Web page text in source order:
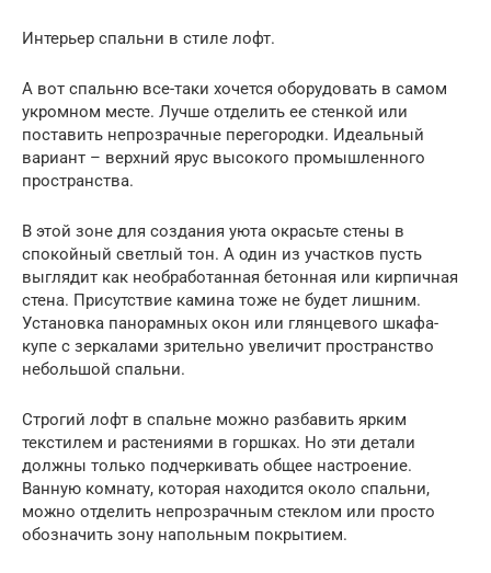
Интерьер спальни в стиле лофт.
А вот спальню все-таки хочется оборудовать в самом
укромном месте. Лучше отделить ее стенкой или
поставить непрозрачные перегородки. Идеальный
вариант – верхний ярус высокого промышленного
пространства.
В этой зоне для создания уюта окрасьте стены в
спокойный светлый тон. А один из участков пусть
выглядит как необработанная бетонная или кирпичная
стена. Присутствие камина тоже не будет лишним.
Установка панорамных окон или глянцевого шкафа-
купе с зеркалами зрительно увеличит пространство
небольшой спальни.
Строгий лофт в спальне можно разбавить ярким
текстилем и растениями в горшках. Но эти детали
должны только подчеркивать общее настроение.
Ванную комнату, которая находится около спальни,
можно отделить непрозрачным стеклом или просто
обозначить зону напольным покрытием.